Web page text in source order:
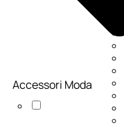
Accessori Moda